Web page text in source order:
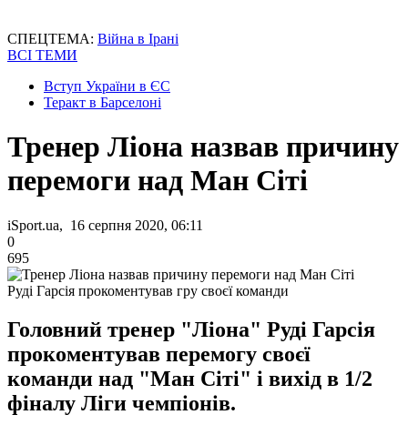
СПЕЦТЕМА: Війна в Ірані
ВСІ ТЕМИ
Вступ України в ЄС
Теракт в Барселоні
Тренер Ліона назвав причину
перемоги над Ман Сіті
iSport.ua, 16 серпня 2020, 06:11
0
695
Руді Гарсія прокоментував гру своєї команди
Головний тренер "Ліона" Руді Гарсія
прокоментував перемогу своєї
команди над "Ман Сіті" і вихід в 1/2
фіналу Ліги чемпіонів.